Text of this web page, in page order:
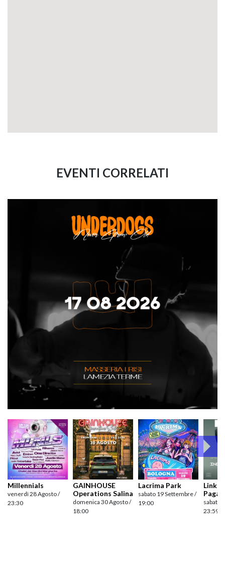
EVENTI CORRELATI
Millennials
venerdì 28 Agosto /
23:30
GAINHOUSE
Operations Salina
domenica 30 Agosto /
18:00
Lacrima Park
sabato 19 Settembre /
19:00
Link
sabato
23:59